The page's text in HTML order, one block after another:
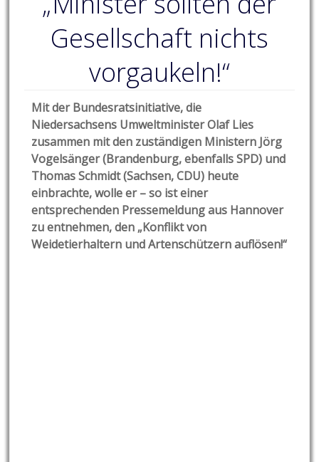
Gesellschaft nichts
vorgaukeln!“
Mit der Bundesratsinitiative, die
Niedersachsens Umweltminister Olaf Lies
zusammen mit den zuständigen Ministern Jörg
Vogelsänger (Brandenburg, ebenfalls SPD) und
Thomas Schmidt (Sachsen, CDU) heute
einbrachte, wolle er – so ist einer
entsprechenden Pressemeldung aus Hannover
zu entnehmen, den „Konflikt von
Weidetierhaltern und Artenschützern auflösen!“